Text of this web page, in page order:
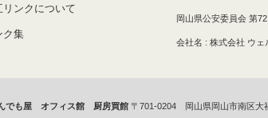
リンクについて
ク集
岡山県公安委員会 第
会社名 : 株式会社 ウェ
でも屋 オフィス館 厨房買館 〒701-0204 岡山県岡山市南区大